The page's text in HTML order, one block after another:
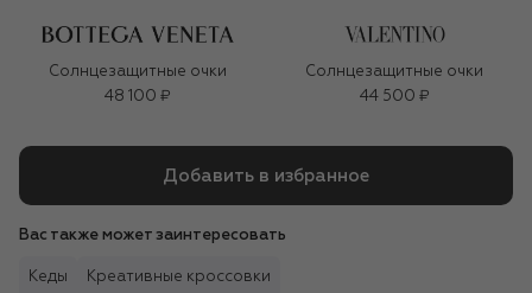
Солнцезащитные очки
48 100 ₽
Солнцезащитные очки
44 500 ₽
Добавить в избранное
Вас также может заинтересовать
Кеды Креативные кроссовки